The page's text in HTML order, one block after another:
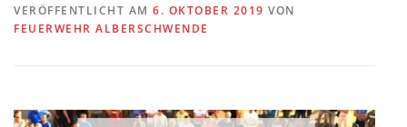
VERÖFFENTLICHT AM 6. OKTOBER 2019 VON
FEUERWEHR ALBERSCHWENDE